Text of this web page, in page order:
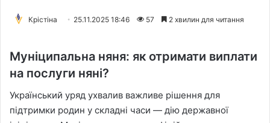
Крістіна 25.11.2025 18:46 57 2 хвилин для читання
Муніципальна няня: як отримати виплати
на послуги няні?
Український уряд ухвалив важливе рішення для
підтримки родин у складні часи — дію державної